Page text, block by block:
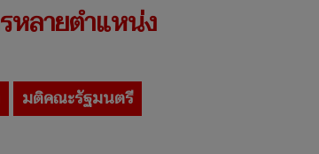
หลายตำแหน่ง
มติคณะรัฐมนตรี